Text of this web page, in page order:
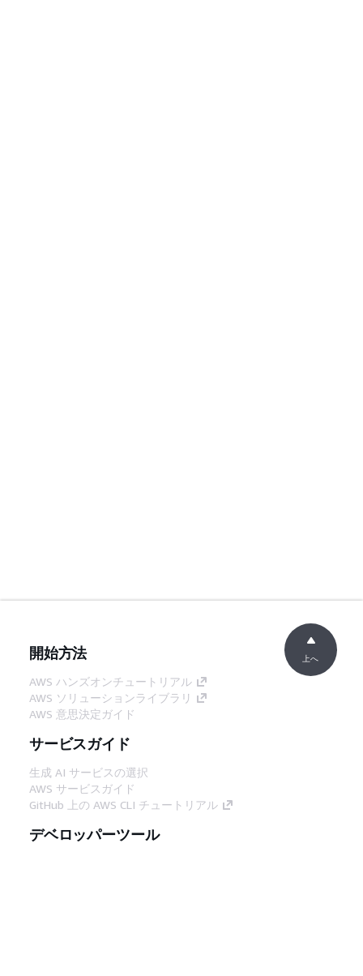
開始方法
AWS ハンズオンチュートリアル
AWS ソリューションライブラリ
AWS 意思決定ガイド
サービスガイド
生成 AI サービスの選択
AWS サービスガイド
GitHub 上の AWS CLI チュートリアル
デベロッパーツール
上へ